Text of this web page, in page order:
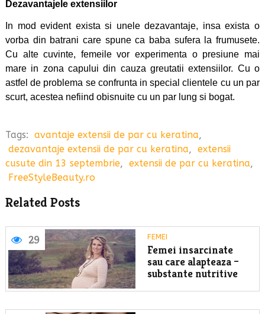
Dezavantajele extensiilor
In mod evident exista si unele dezavantaje, insa exista o
vorba din batrani care spune ca baba sufera la frumusete.
Cu alte cuvinte, femeile vor experimenta o presiune mai
mare in zona capului din cauza greutatii extensiilor. Cu o
astfel de problema se confrunta in special clientele cu un par
scurt, acestea nefiind obisnuite cu un par lung si bogat.
Tags: avantaje extensii de par cu keratina,
dezavantaje extensii de par cu keratina,
extensii
cusute din 13 septembrie, extensii de par cu keratina,
FreeStyleBeauty.ro
Related Posts
29 FEMEI
Femei insarcinate
sau care alapteaza –
substante nutritive